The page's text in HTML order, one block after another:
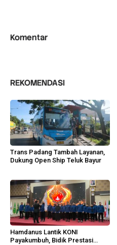
Komentar
REKOMENDASI
Trans Padang Tambah Layanan,
Dukung Open Ship Teluk Bayur
Hamdanus Lantik KONI
Payakumbuh, Bidik Prestasi